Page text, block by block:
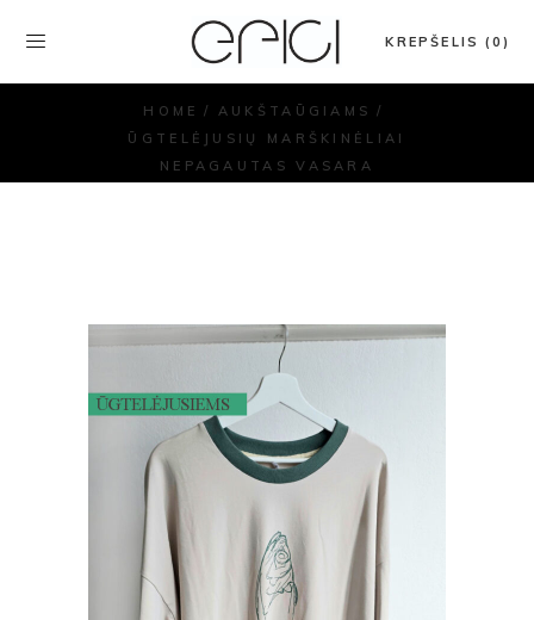
KREPŠELIS (0)
HOME
AUKŠTAŪGIAMS
ŪGTELĖJUSIŲ MARŠKINĖLIAI
NEPAGAUTAS VASARA